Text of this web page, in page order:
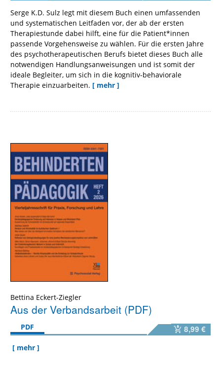
Serge K.D. Sulz legt mit diesem Buch einen umfassenden
und systematischen Leitfaden vor, der ab der ersten
Therapiestunde dabei hilft, eine für die Patient*innen
passende Vorgehensweise zu wählen. Für die ersten Jahre
des psychotherapeutischen Berufs bietet dieses Buch alle
notwendigen Handlungsanweisungen und ist somit der
ideale Begleiter, um sich in die kognitiv-behaviorale
Therapie einzuarbeiten. [ mehr ]
Bettina Eckert-Ziegler
Aus der Verbandsarbeit (PDF)
PDF 8,99 €
[ mehr ]